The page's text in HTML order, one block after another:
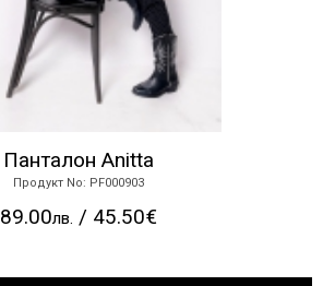
Панталон Anitta
Продукт No: PF000903
89.00лв. / 45.50€